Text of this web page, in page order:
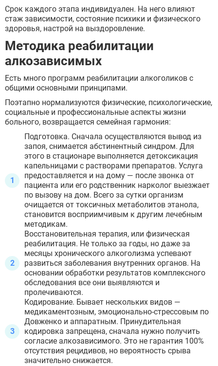
Срок каждого этапа индивидуален. На него влияют
стаж зависимости, состояние психики и физического
здоровья, настрой на выздоровление.
Методика реабилитации
алкозависимых
Есть много программ реабилитации алкоголиков с
общими основными принципами.
Поэтапно нормализуются физические, психологические,
социальные и профессиональные аспекты жизни
больного, возвращается семейная гармония:
Подготовка. Сначала осуществляются вывод из
запоя, снимается абстинентный синдром. Для
этого в стационаре выполняется детоксикация
капельницами с растворами препаратов. Услуга
предоставляется и на дому — после звонка от
пациента или его родственник нарколог выезжает
по вызову на дом. Всего за сутки организм
очищается от токсичных метаболитов этанола,
становится восприимчивым к другим лечебным
методикам.
Восстановительная терапия, или физическая
реабилитация. Не только за годы, но даже за
месяцы хронического алкоголизма успевают
развиться заболевания внутренних органов. На
основании обработки результатов комплексного
обследования все они выявляются и
пролечиваются.
Кодирование. Бывает нескольких видов —
медикаментозным, эмоционально-стрессовым по
Довженко и аппаратным. Принудительная
кодировка запрещена, сначала нужно получить
согласие алкозависимого. Это не гарантия 100%
отсутствия рецидивов, но вероятность срыва
значительно снижается.